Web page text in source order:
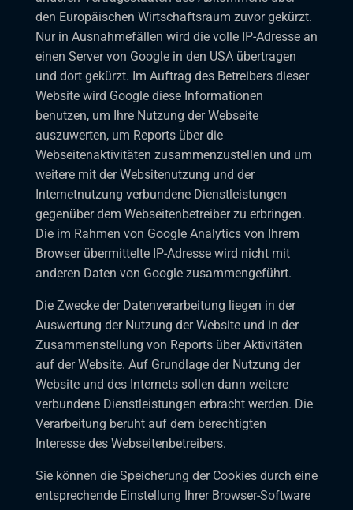
den Europäischen Wirtschaftsraum zuvor gekürzt.
Nur in Ausnahmefällen wird die volle IP-Adresse an
einen Server von Google in den USA übertragen
und dort gekürzt. Im Auftrag des Betreibers dieser
Website wird Google diese Informationen
benutzen, um Ihre Nutzung der Webseite
auszuwerten, um Reports über die
Webseitenaktivitäten zusammenzustellen und um
weitere mit der Websitenutzung und der
Internetnutzung verbundene Dienstleistungen
gegenüber dem Webseitenbetreiber zu erbringen.
Die im Rahmen von Google Analytics von Ihrem
Browser übermittelte IP-Adresse wird nicht mit
anderen Daten von Google zusammengeführt.
Die Zwecke der Datenverarbeitung liegen in der
Auswertung der Nutzung der Website und in der
Zusammenstellung von Reports über Aktivitäten
auf der Website. Auf Grundlage der Nutzung der
Website und des Internets sollen dann weitere
verbundene Dienstleistungen erbracht werden. Die
Verarbeitung beruht auf dem berechtigten
Interesse des Webseitenbetreibers.
Sie können die Speicherung der Cookies durch eine
entsprechende Einstellung Ihrer Browser-Software